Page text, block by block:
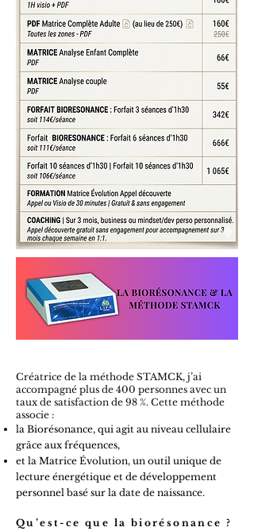
Créatrice de la méthode STAMCK, j’ai
accompagné plus de 400 personnes avec un
taux de satisfaction de 98 %. Cette méthode
associe :
la Biorésonance, qui agit au niveau cellulaire
grâce aux fréquences,
et la Matrice Évolution, un outil unique de
lecture énergétique et de développement
personnel basé sur la date de naissance.
Qu’est-ce que la biorésonance ?